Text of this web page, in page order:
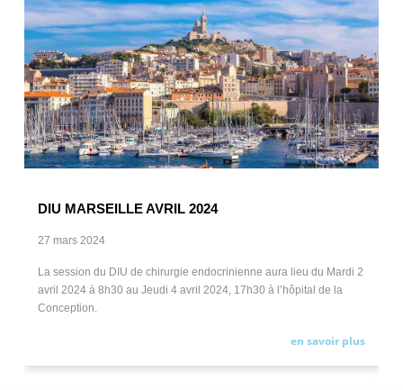
DIU MARSEILLE AVRIL 2024
27 mars 2024
La session du DIU de chirurgie endocrinienne aura lieu du Mardi 2
avril 2024 à 8h30 au Jeudi 4 avril 2024, 17h30 à l’hôpital de la
Conception.
en savoir plus